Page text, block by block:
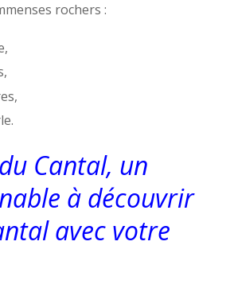
rochers :
Cantal, un
à découvrir
avec votre